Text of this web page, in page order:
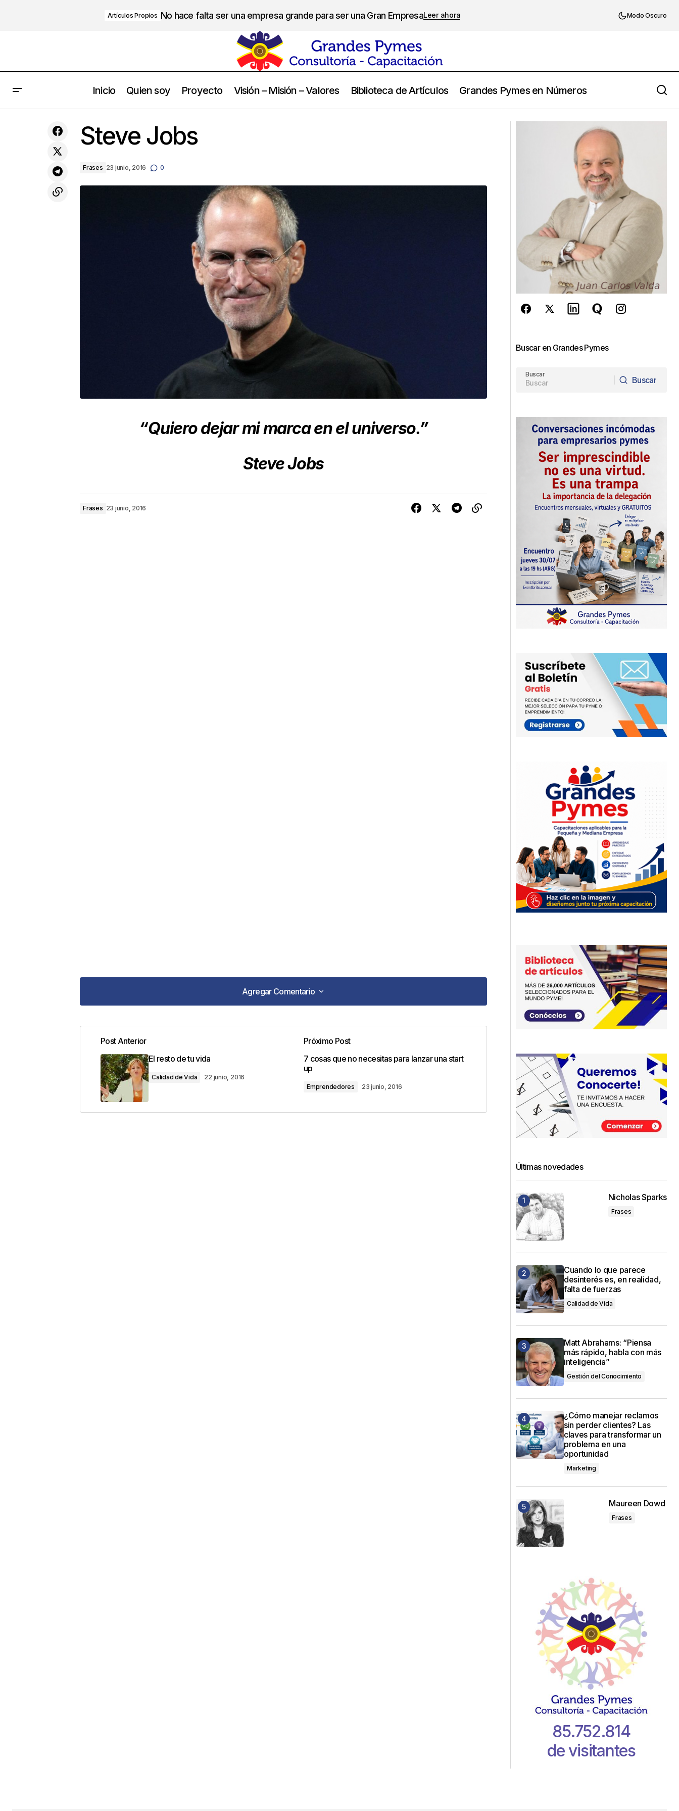
Artículos Propios No hace falta ser una empresa grande para ser una Gran EmpresaLeer ahora Modo Oscuro
Inicio Quien soy Proyecto Visión – Misión – Valores Biblioteca de Artículos Grandes Pymes en Números
El resto de tu vida
7 cosas que no necesitas para lanzar
Steve Jobs
Frases 23 junio, 2016 0
“Quiero dejar mi marca en el universo.”
Steve Jobs
Frases 23 junio, 2016
Agregar Comentario
Agregar Comentario
Tu dirección de correo electrónico no será publicada.
Los campos obligatorios están marcados
con*
Comentario*
Post Anterior
El resto de tu vida
Calidad de Vida 22 junio, 2016
Próximo Post
7 cosas que no necesitas para lanzar una start
up
Emprendedores 23 junio, 2016
Buscar en Grandes Pymes
Buscar
Buscar
Últimas novedades
Nicholas Sparks
Frases
Cuando lo que parece
desinterés es, en realidad,
falta de fuerzas
Calidad de Vida
Matt Abrahams: “Piensa
más rápido, habla con más
inteligencia”
Gestión del Conocimiento
¿Cómo manejar reclamos
sin perder clientes? Las
claves para transformar un
problema en una
oportunidad
Marketing
Maureen Dowd
Frases
85.752.814
de visitantes